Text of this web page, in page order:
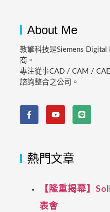
About Me
敦擎科技是Siemens
商。
專注從事CAD / CAM /
諮詢整合之公司。
熱門文章
【隆重揭幕】
表會